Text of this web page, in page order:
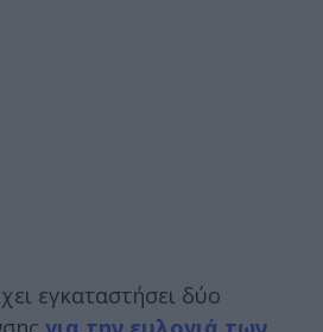
εγκαταστήσει δύο